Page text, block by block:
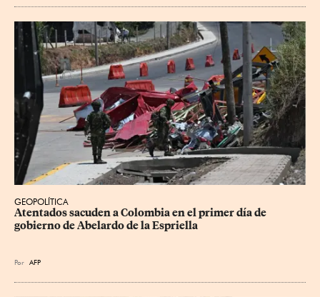
GEOPOLÍTICA
Atentados sacuden a Colombia en el primer día de
gobierno de Abelardo de la Espriella
Por AFP